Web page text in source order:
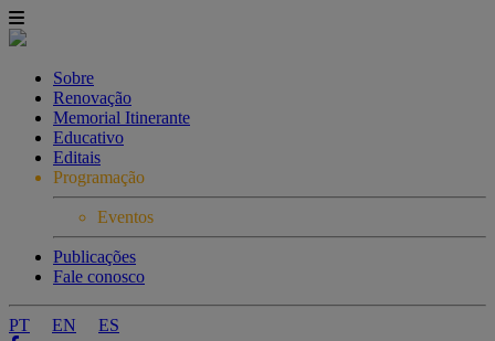
Sobre
Renovação
Memorial Itinerante
Educativo
Editais
Programação
Eventos
Publicações
Fale conosco
PT EN ES